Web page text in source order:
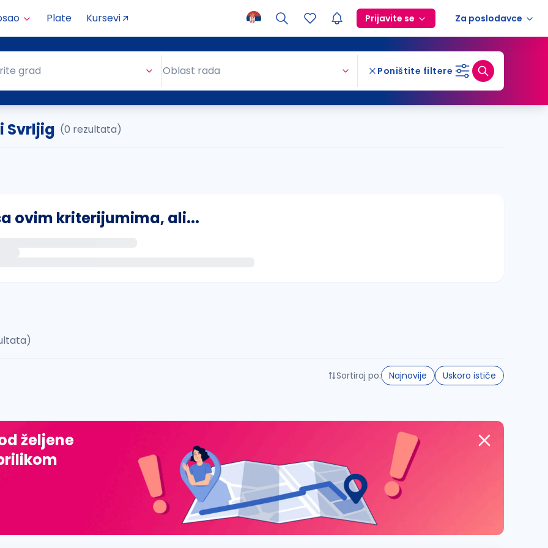
Plate Kursevi Prijavite se Za poslodavce
grad Oblast rada Poništite filtere
Svrljig (0 rezultata)
ovim kriterijumima, ali...
đ, ž, dž)
Sortiraj po: Najnovije Uskoro ističe
željene